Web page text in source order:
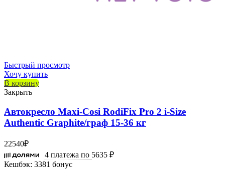
Быстрый просмотр
Хочу купить
В корзину
Закрыть
Автокресло Maxi-Cosi RodiFix Pro 2 i-Size
Authentic Graphite/граф 15-36 кг
22540₽
4 платежа по 5635 ₽
Кешбэк: 3381 бонус